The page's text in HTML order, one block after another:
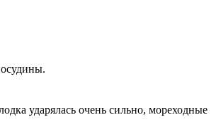
ударялась очень сильно, мореходные